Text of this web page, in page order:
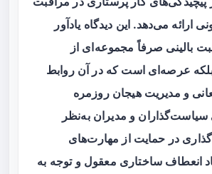
ارائه می‌دهد. این دیدگاه یادآور
بالینی صرفاً مجموعه‌ای از
بلکه عرصه‌ای است که در آنروابط
و مدیریت هیجان روزمره
سیاست‌گذاران و مدیران به‌نظر
در حمایت از مهارت‌های
انعطاف ساختاری معقول و توجه به